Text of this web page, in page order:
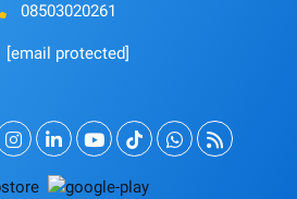
08503020261
[email protected]